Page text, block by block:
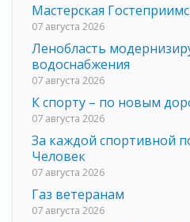
Мастерская
07 августа 2026
Ленобласть
водоснабжения
07 августа 2026
К спорту – по новым
07 августа 2026
За каждой спортивной
Человек
07 августа 2026
Газ ветеранам
07 августа 2026